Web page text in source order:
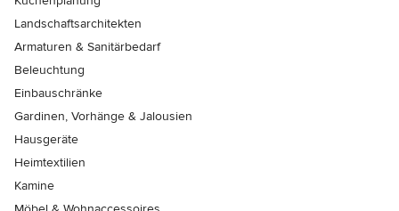
Landschaftsarchitekten
Armaturen & Sanitärbedarf
Beleuchtung
Einbauschränke
Gardinen, Vorhänge & Jalousien
Hausgeräte
Heimtextilien
Kamine